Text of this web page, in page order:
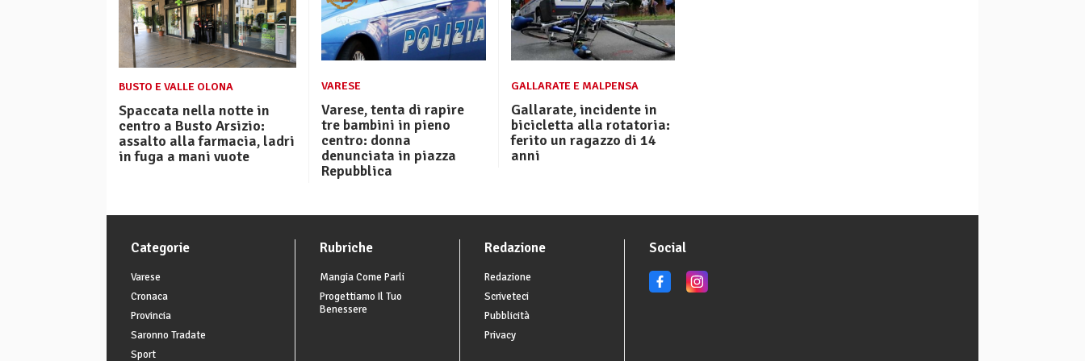
BUSTO E VALLE OLONA
Spaccata nella notte in
centro a Busto Arsizio:
assalto alla farmacia, ladri
in fuga a mani vuote
VARESE
Varese, tenta di rapire
tre bambini in pieno
centro: donna
denunciata in piazza
Repubblica
GALLARATE E MALPENSA
Gallarate, incidente in
bicicletta alla rotatoria:
ferito un ragazzo di 14
anni
Categorie
Varese
Cronaca
Provincia
Saronno Tradate
Sport
Rubriche
Mangia Come Parli
Progettiamo Il Tuo
Benessere
Redazione
Redazione
Scriveteci
Pubblicità
Privacy
Social